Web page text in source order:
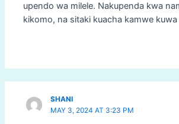
upendo wa milele. Nakupenda kwa
kikomo, na sitaki kuacha kamwe
SHANI
MAY 3, 2024 AT 3:23 PM